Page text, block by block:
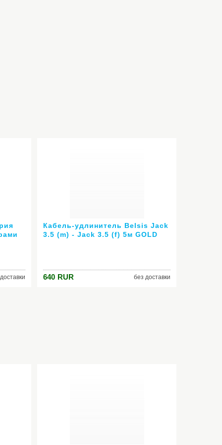
Кабель-удлинитель Belsis Jack
3.5 (m) - Jack 3.5 (f) 5м GOLD
640 RUR без доставки